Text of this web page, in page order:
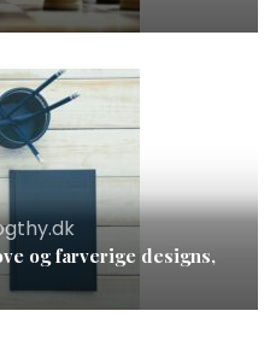
og farverige designs,